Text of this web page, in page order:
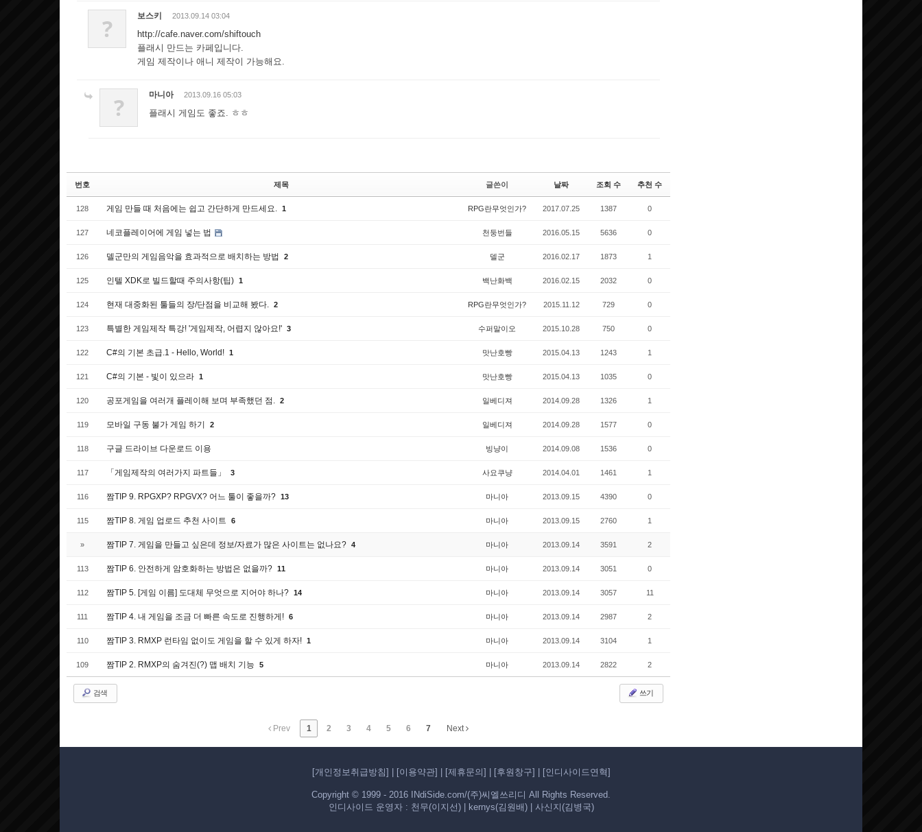
? 보스키 2013.09.14 03:04
http://cafe.naver.com/shiftouch
플래시 만드는 카페입니다.
게임 제작이나 애니 제작이 가능해요.
? 마니아 2013.09.16 05:03
플래시 게임도 좋죠. ㅎㅎ
번호 제목 글쓴이 날짜 조회 수 추천 수
128 게임 만들 때 처음에는 쉽고 간단하게 만드세요. 1 RPG란무엇인가? 2017.07.25 1387 0
127 네코플레이어에 게임 넣는 법 천둥번들 2016.05.15 5636 0
126 델군만의 게임음악을 효과적으로 배치하는 방법 2 델군 2016.02.17 1873 1
125 인텔 XDK로 빌드할때 주의사항(팁) 1 백난화백 2016.02.15 2032 0
124 현재 대중화된 툴들의 장/단점을 비교해 봤다. 2 RPG란무엇인가? 2015.11.12 729 0
123 특별한 게임제작 특강! '게임제작, 어렵지 않아요!' 3 수퍼말이오 2015.10.28 750 0
122 C#의 기본 초급.1 - Hello, World! 1 맛난호빵 2015.04.13 1243 1
121 C#의 기본 - 빛이 있으라 1 맛난호빵 2015.04.13 1035 0
120 공포게임을 여러개 플레이해 보며 부족했던 점. 2 일베디져 2014.09.28 1326 1
119 모바일 구동 불가 게임 하기 2 일베디져 2014.09.28 1577 0
118 구글 드라이브 다운로드 이용 빙냥이 2014.09.08 1536 0
117 「게임제작의 여러가지 파트들」 3 사요쿠냥 2014.04.01 1461 1
116 짬TIP 9. RPGXP? RPGVX? 어느 툴이 좋을까? 13 마니아 2013.09.15 4390 0
115 짬TIP 8. 게임 업로드 추천 사이트 6 마니아 2013.09.15 2760 1
» 짬TIP 7. 게임을 만들고 싶은데 정보/자료가 많은 사이트는 없나요? 4 마니아 2013.09.14 3591 2
113 짬TIP 6. 안전하게 암호화하는 방법은 없을까? 11 마니아 2013.09.14 3051 0
112 짬TIP 5. [게임 이름] 도대체 무엇으로 지어야 하나? 14 마니아 2013.09.14 3057 11
111 짬TIP 4. 내 게임을 조금 더 빠른 속도로 진행하게! 6 마니아 2013.09.14 2987 2
110 짬TIP 3. RMXP 런타임 없이도 게임을 할 수 있게 하자! 1 마니아 2013.09.14 3104 1
109 짬TIP 2. RMXP의 숨겨진(?) 맵 배치 기능 5 마니아 2013.09.14 2822 2
검색 쓰기
Prev 1 2 3 4 5 6 7 Next
[개인정보취급방침] [이용약관] [제휴문의] [후원창구] [인디사이드연혁]
Copyright © 1999 - 2016 INdiSide.com/(주)씨엘쓰리디 All Rights Reserved.
인디사이드 운영자 : 천무(이지선) | kernys(김원배) | 사신지(김병국)